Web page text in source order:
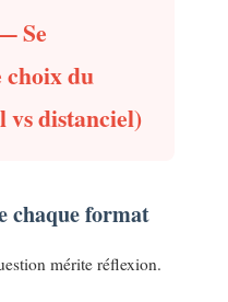
Se
du
vs distanciel)
chaque format
mérite réflexion.